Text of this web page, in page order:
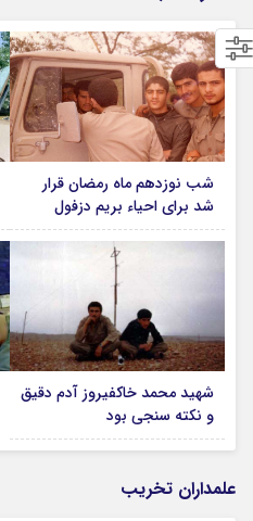
شب نوزدهم ماه رمضان قرار
شد برای احیاء بریم دزفول
شهید محمد خاکفیروز آدم دقیق
و نکته سنجی بود
علمداران تخریب